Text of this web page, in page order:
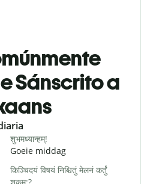
Sánscrito a
शुभमध्यान्हम्!
Goeie middag
किञ्चिदयं विषयं निश्चितुं मेलनं कर्तुं